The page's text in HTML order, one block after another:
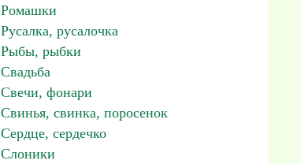
Ромашки
Русалка, русалочка
Рыбы, рыбки
Свадьба
Свечи, фонари
Свинья, свинка, поросенок
Сердце, сердечко
Слоники